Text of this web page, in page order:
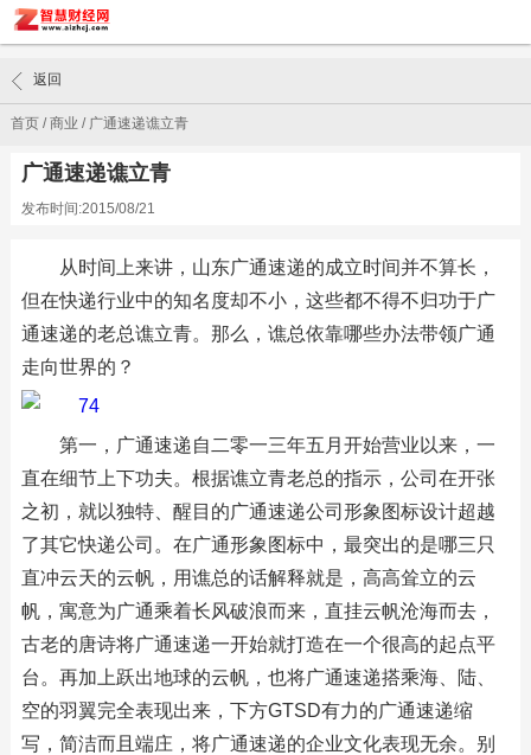
首页/商业 / 广通速递谯立青
返回
广通速递谯立青
发布时间:2015/08/21
从时间上来讲，山东广通速递的成立时间并不算长，
但在快递行业中的知名度却不小，这些都不得不归功于广
通速递的老总谯立青。那么，谯总依靠哪些办法带领广通
走向世界的？
第一，广通速递自二零一三年五月开始营业以来，一
直在细节上下功夫。根据谯立青老总的指示，公司在开张
之初，就以独特、醒目的广通速递公司形象图标设计超越
了其它快递公司。在广通形象图标中，最突出的是哪三只
直冲云天的云帆，用谯总的话解释就是，高高耸立的云
帆，寓意为广通乘着长风破浪而来，直挂云帆沧海而去，
古老的唐诗将广通速递一开始就打造在一个很高的起点平
台。再加上跃出地球的云帆，也将广通速递搭乘海、陆、
空的羽翼完全表现出来，下方GTSD有力的广通速递缩
写，简洁而且端庄，将广通速递的企业文化表现无余。别